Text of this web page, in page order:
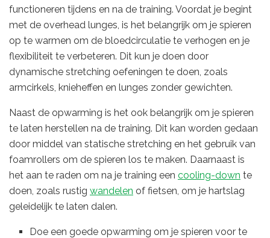
functioneren tijdens en na de training. Voordat je begint
met de overhead lunges, is het belangrijk om je spieren
op te warmen om de bloedcirculatie te verhogen en je
flexibiliteit te verbeteren. Dit kun je doen door
dynamische stretching oefeningen te doen, zoals
armcirkels, knieheffen en lunges zonder gewichten.
Naast de opwarming is het ook belangrijk om je spieren
te laten herstellen na de training. Dit kan worden gedaan
door middel van statische stretching en het gebruik van
foamrollers om de spieren los te maken. Daarnaast is
het aan te raden om na je training een cooling-down te
doen, zoals rustig wandelen of fietsen, om je hartslag
geleidelijk te laten dalen.
Doe een goede opwarming om je spieren voor te